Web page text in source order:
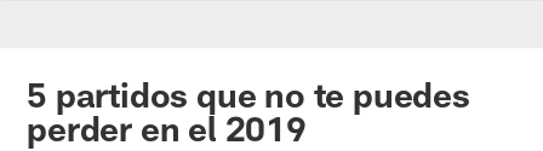
5 partidos que no te puedes
perder en el 2019